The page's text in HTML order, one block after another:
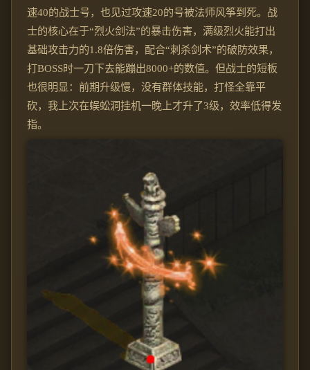
速40的战士号，也见过攻速20的号被法师风筝到死。战
士的核心在于“烈火剑法”的暴击伤害，满级烈火能打出
基础攻击力的1.8倍伤害，配合“刺杀剑术”的破防效果，
打BOSS时一刀下去能蹦出8000+的数值。但战士的短板
也很明显：前期升级慢，没有群体技能，打怪全靠平
砍，我上次在蜈蚣洞挂机一晚上才升了3级，效率低得发
指。